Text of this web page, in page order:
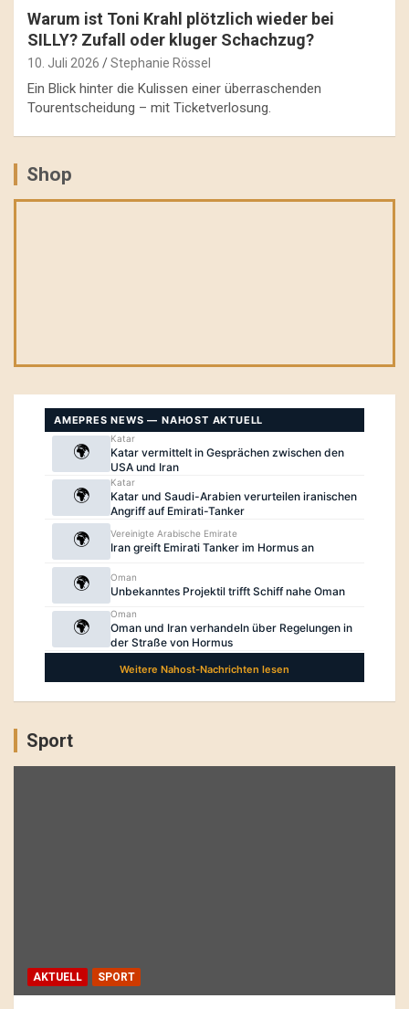
Warum ist Toni Krahl plötzlich wieder bei
SILLY? Zufall oder kluger Schachzug?
10. Juli 2026 Stephanie Rössel
Ein Blick hinter die Kulissen einer überraschenden
Tourentscheidung – mit Ticketverlosung.
Shop
Sport
AKTUELL SPORT